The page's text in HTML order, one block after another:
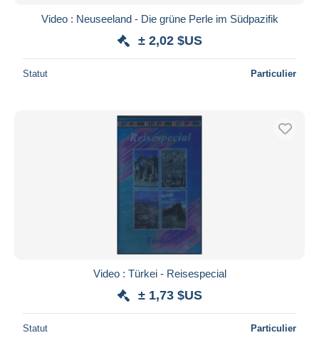
Video : Neuseeland - Die grüne Perle im Südpazifik
± 2,02 $US
Statut Particulier
Video : Türkei - Reisespecial
± 1,73 $US
Statut Particulier